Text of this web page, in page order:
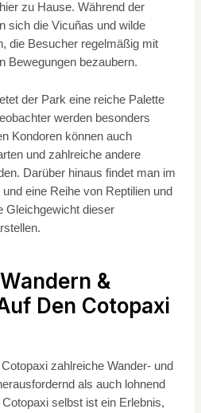
zu Hause. Während der
sich die Vicuñas und wilde
die Besucher regelmäßig mit
Bewegungen bezaubern.
der Park eine reiche Palette
werden besonders
Kondoren können auch
und zahlreiche andere
Darüber hinaus findet man im
eine Reihe von Reptilien und
Gleichgewicht dieser
&
Den Cotopaxi
zahlreiche Wander- und
als auch lohnend
selbst ist ein Erlebnis,